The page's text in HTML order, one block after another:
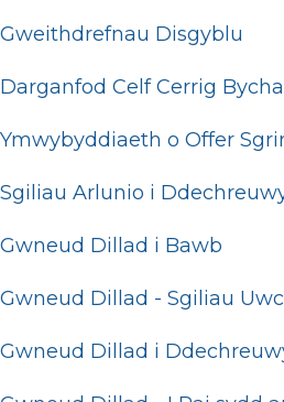
Gweithdrefnau Disgyblu
Darganfod Celf Cerrig
Ymwybyddiaeth o Offer
Sgiliau Arlunio i
Gwneud Dillad i Bawb
Gwneud Dillad - Sgiliau
Gwneud Dillad i